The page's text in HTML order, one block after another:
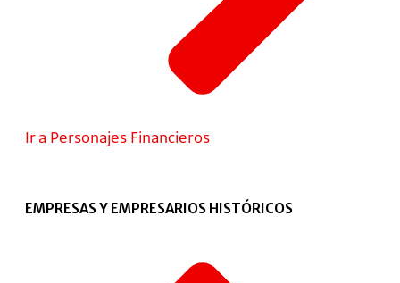
Ir a Personajes Financieros
EMPRESAS Y EMPRESARIOS HISTÓRICOS